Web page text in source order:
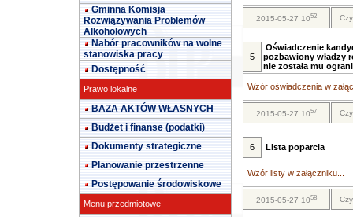
Gminna Komisja
Rozwiązywania Problemów
Alkoholowych
Nabór pracowników na wolne
stanowiska pracy
Dostępność
Prawo lokalne
BAZA AKTÓW WŁASNYCH
Budżet i finanse (podatki)
Dokumenty strategiczne
Planowanie przestrzenne
Postępowanie środowiskowe
Menu przedmiotowe
2015-05-27 1052
5
Oświadczenie
pozbawiony władzy
nie została mu
Wzór oświadczenia w
2015-05-27 1057
6 Lista poparcia
Wzór listy w załączniku...
2015-05-27 1058